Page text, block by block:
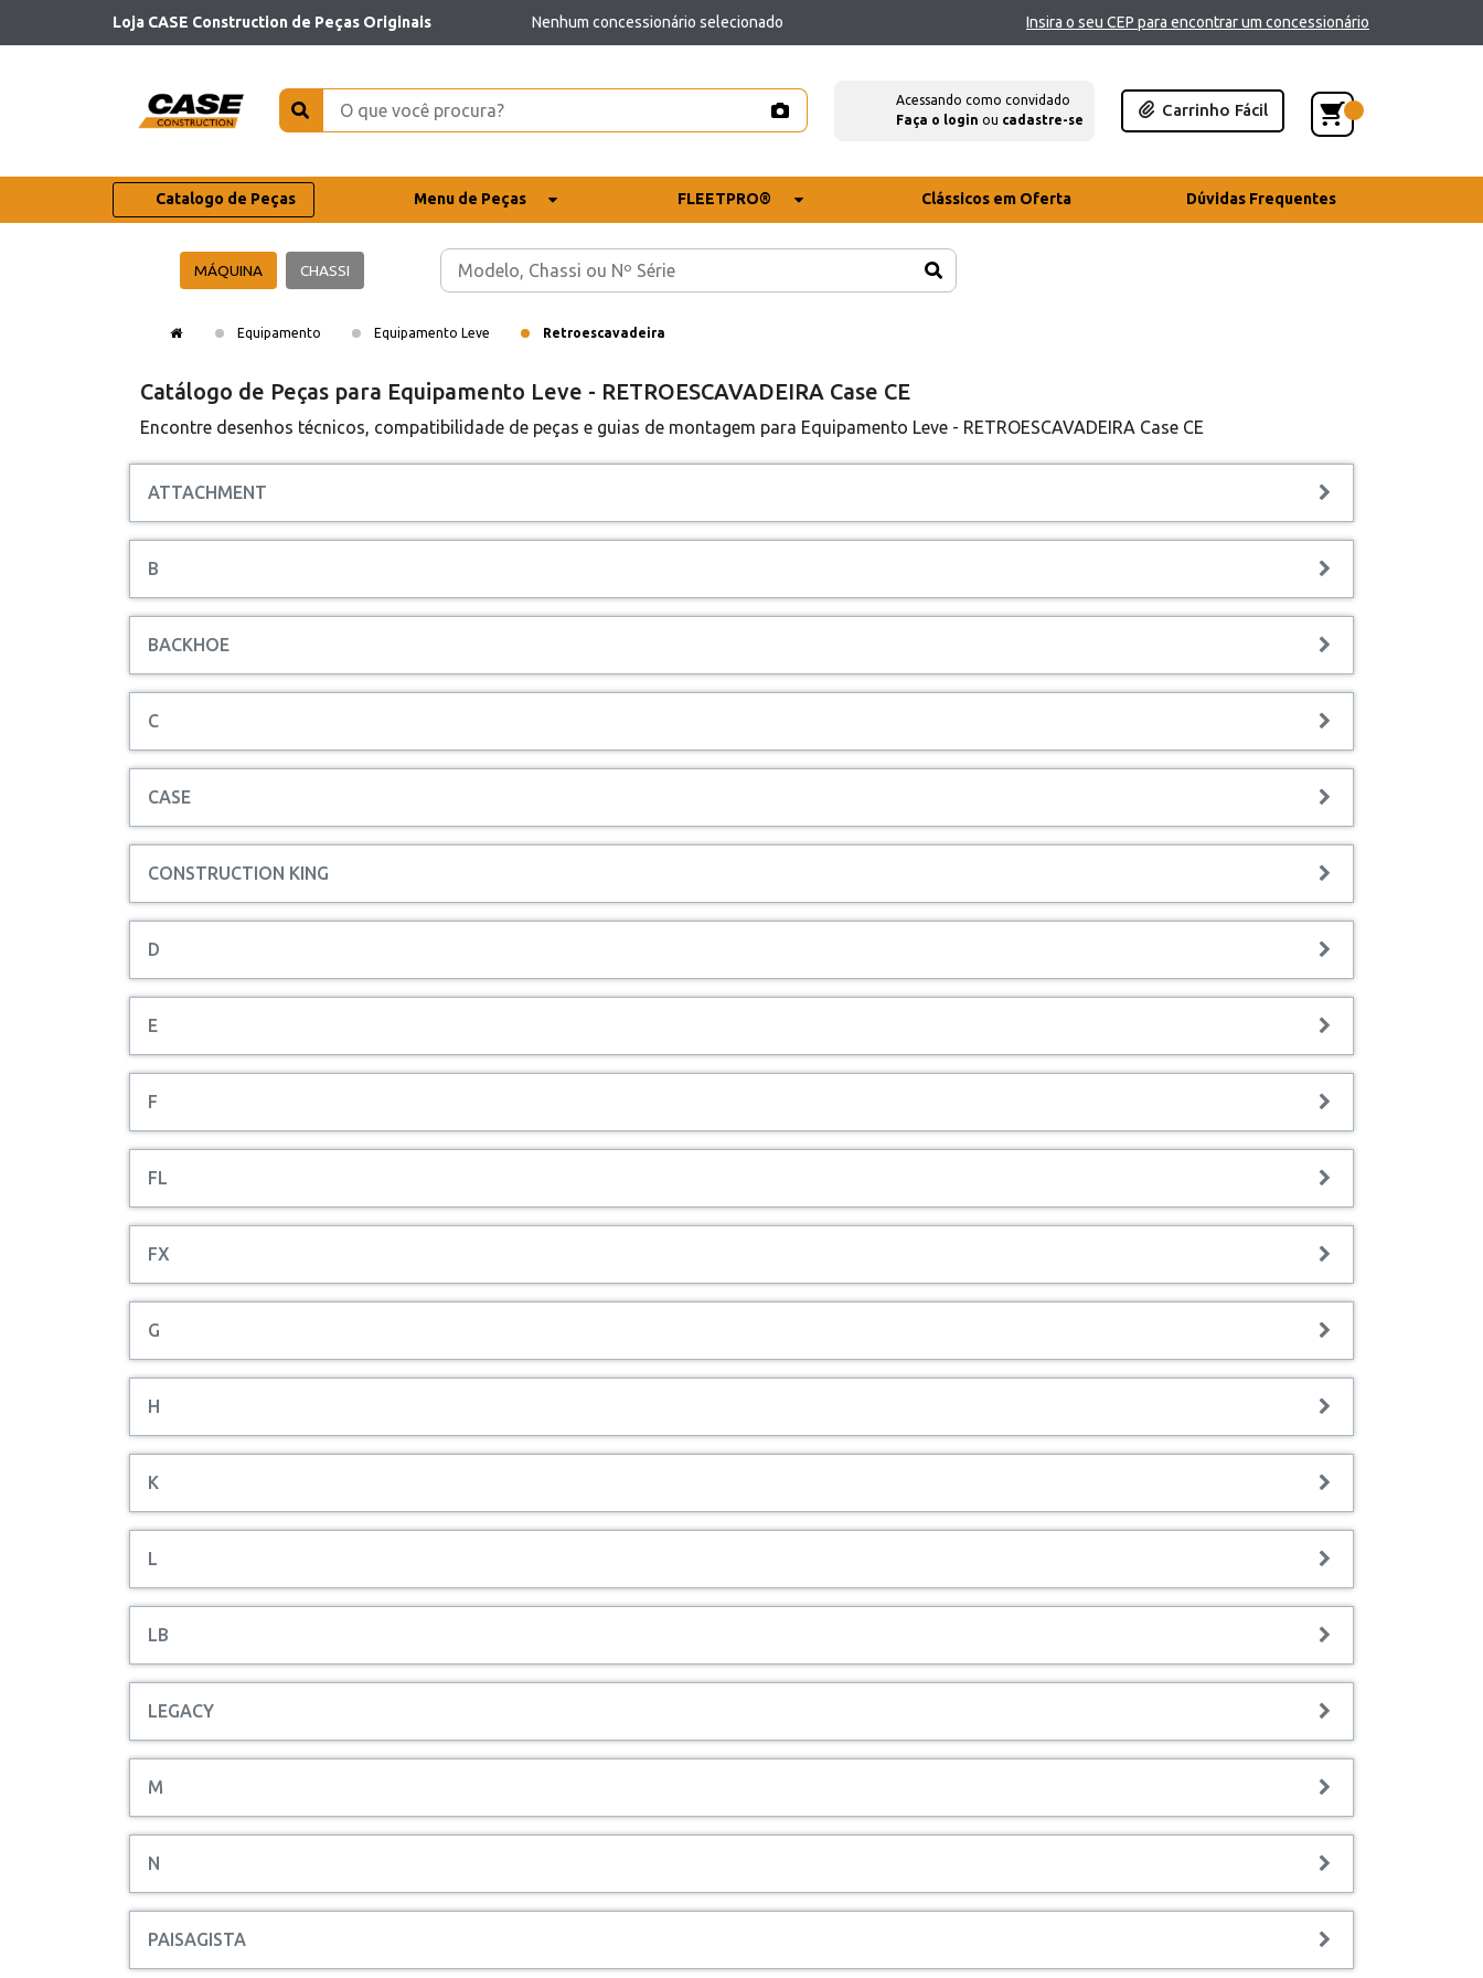
Loja CASE Construction de Peças Originais Nenhum concessionário selecionado Insira o seu CEP para encontrar um concessionário
Acessando como convidado
Faça o login ou cadastre-se
Carrinho Fácil
Catalogo de Peças Menu de Peças FLEETPRO® Clássicos em Oferta Dúvidas Frequentes
MÁQUINA CHASSI
Equipamento Equipamento Leve Retroescavadeira
Catálogo de Peças para Equipamento Leve - RETROESCAVADEIRA Case CE
Encontre desenhos técnicos, compatibilidade de peças e guias de montagem para Equipamento Leve - RETROESCAVADEIRA Case CE
ATTACHMENT
B
BACKHOE
C
CASE
CONSTRUCTION KING
D
E
F
FL
FX
G
H
K
L
LB
LEGACY
M
N
PAISAGISTA